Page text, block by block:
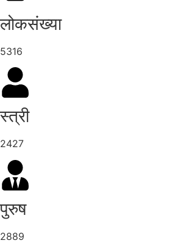
लोकसंख्या
5316
स्त्री
2427
पुरुष
2889